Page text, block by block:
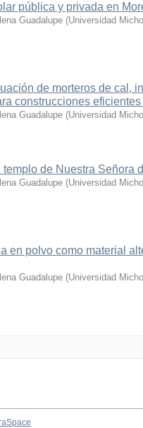
pública y privada en
Guadalupe (Universidad
de morteros de cal,
construcciones
Guadalupe (Universidad
templo de Nuestra Señora
Guadalupe (Universidad
en polvo como material
Guadalupe (Universidad